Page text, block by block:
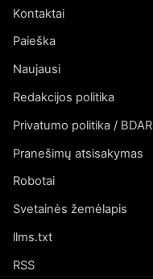
Kontaktai
Paieška
Naujausi
Redakcijos politika
Privatumo politika / BDAR
Pranešimų atsisakymas
Robotai
Svetainės žemėlapis
llms.txt
RSS